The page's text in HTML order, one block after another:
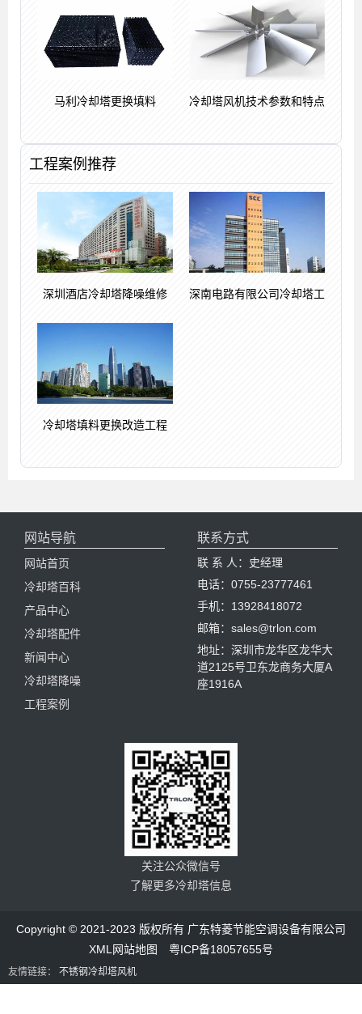
马利冷却塔更换填料 冷却塔风机技术参数和特点
工程案例推荐
深圳酒店冷却塔降噪维修 深南电路有限公司冷却塔工
冷却塔填料更换改造工程
网站导航
网站首页
冷却塔百科
产品中心
冷却塔配件
新闻中心
冷却塔降噪
工程案例
联系方式
联 系 人：史经理
电话：0755-23777461
手机：13928418072
邮箱：sales@trlon.com
地址：深圳市龙华区龙华大
道2125号卫东龙商务大厦A
座1916A
关注公众微信号
了解更多冷却塔信息
Copyright © 2021-2023 版权所有 广东特菱节能空调设备有限公司
XML网站地图
粤ICP备18057655号
友情链接： 不锈钢冷却塔风机